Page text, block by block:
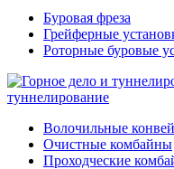
Буровая фреза
Грейферные
Роторные буровые
туннелирование
Волочильные
Очистные комбайны
Проходческие